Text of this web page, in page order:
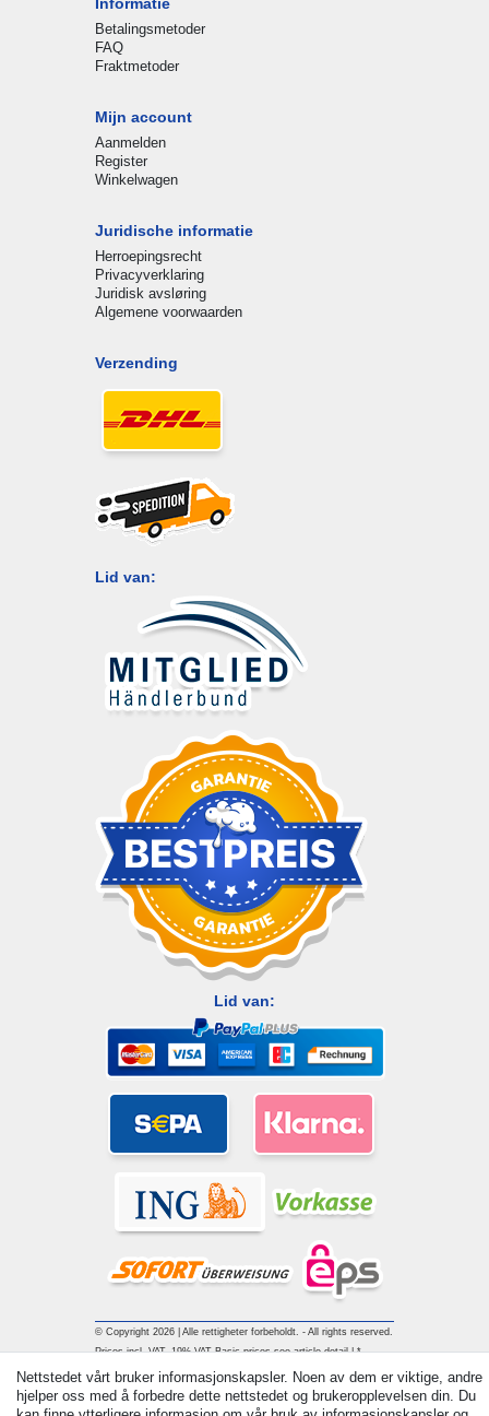
Betalingsmetoder
FAQ
Fraktmetoder
Mijn account
Aanmelden
Register
Winkelwagen
Juridische informatie
Herroepingsrecht
Privacyverklaring
Juridisk avsløring
Algemene voorwaarden
Verzending
Lid van:
Lid van:
© Copyright 2026 | Alle rettigheter forbeholdt. - All rights reserved.
Prices incl. VAT. 19% VAT Basic prices see article detail | *
Applies to deliveries to the UK!
Nettstedet vårt bruker informasjonskapsler. Noen av dem er viktige, andre
hjelper oss med å forbedre dette nettstedet og brukeropplevelsen din. Du